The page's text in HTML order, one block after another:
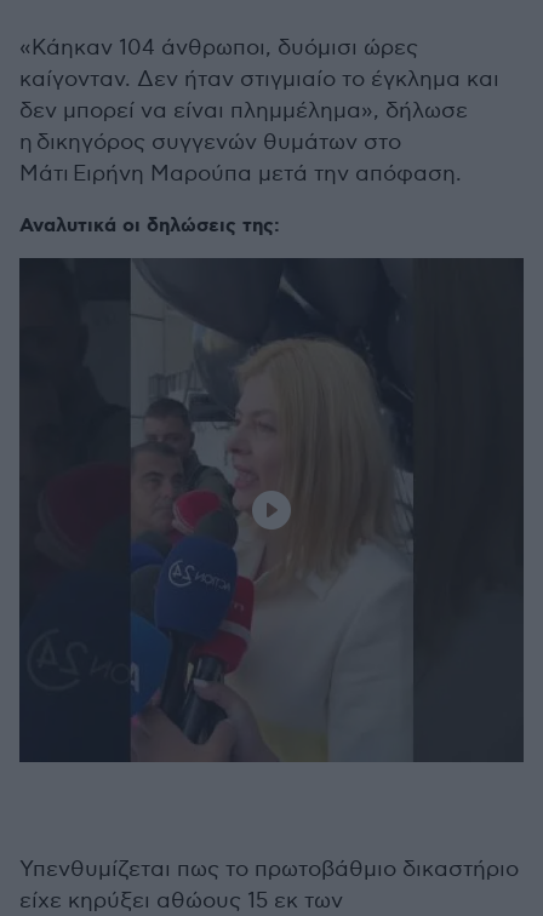
«Κάηκαν 104 άνθρωποι, δυόμισι ώρες
καίγονταν. Δεν ήταν στιγμιαίο το έγκλημα και
δεν μπορεί να είναι πλημμέλημα», δήλωσε
η δικηγόρος συγγενών θυμάτων στο
Μάτι Ειρήνη Μαρούπα μετά την απόφαση.
Αναλυτικά οι δηλώσεις της:
Υπενθυμίζεται πως το πρωτοβάθμιο δικαστήριο
είχε κηρύξει αθώους 15 εκ των